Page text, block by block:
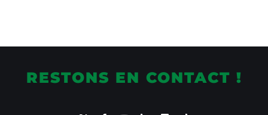
RESTONS EN CONTACT !